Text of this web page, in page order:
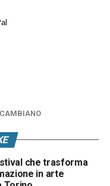
che trasforma
in arte